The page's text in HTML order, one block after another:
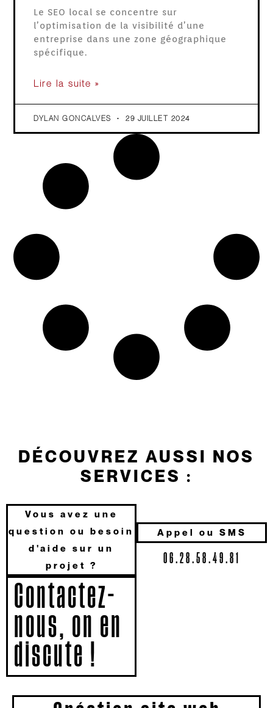
Le SEO local se concentre sur
l’optimisation de la visibilité d’une
entreprise dans une zone géographique
spécifique.
Lire la suite »
DYLAN GONCALVES 29 JUILLET 2024
DÉCOUVREZ AUSSI NOS
SERVICES :
Vous avez une
question ou besoin
d'aide sur un
projet ?
Contactez-
nous, on en
discute !
Appel ou SMS
06.28.58.49.81